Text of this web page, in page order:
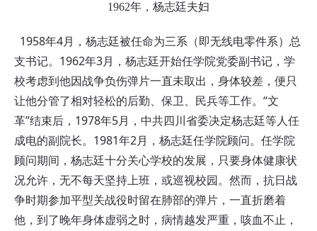
1962年，杨志廷夫妇
1958年4月，杨志廷被任命为三系（即无线电零件系）总
支书记。1962年3月，杨志廷开始任学院党委副书记，学
校考虑到他因战争负伤弹片一直未取出，身体较差，便只
让他分管了相对轻松的后勤、保卫、民兵等工作。“文
革”结束后，1978年5月，中共四川省委决定杨志廷等人任
成电的副院长。1981年2月，杨志廷任学院顾问。任学院
顾问期间，杨志廷十分关心学校的发展，只要身体健康状
况允许，无不每天坚持上班，或巡视校园。然而，抗日战
争时期参加平型关战役时留在肺部的弹片，一直折磨着
他，到了晚年身体虚弱之时，病情越发严重，咳血不止，